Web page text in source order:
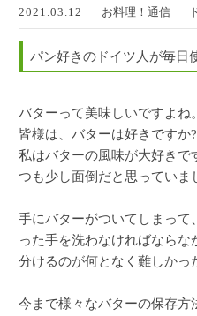
2021.03.12 お料理！通信
パン好きのドイツ人が毎日
バターって美味しいですよね。
皆様は、バターは好きですか?
私はバターの風味が大好きで
つも少し面倒だと思っていま
手にバターがついてしまって
った手を洗わなければならな
分けるのが何となく難しかっ
今まで様々なバターの保存方